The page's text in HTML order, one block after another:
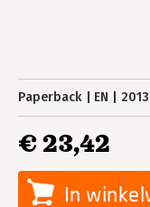
Paperback EN 2013
€ 23,42
In